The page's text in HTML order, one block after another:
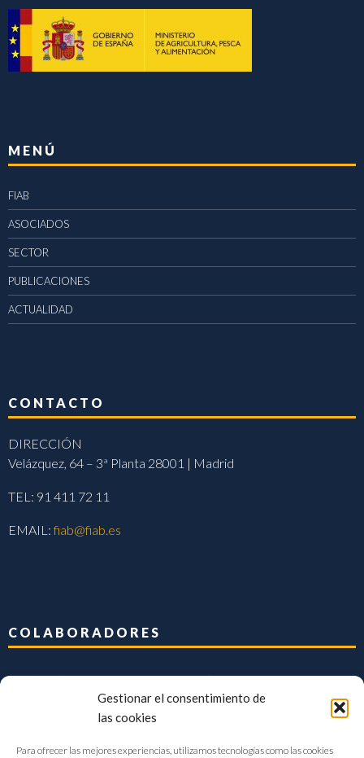
Gestionar el consentimiento de
las cookies
Para ofrecer las mejores experiencias, utilizamos tecnologías como las cookies
MENÚ
FIAB
ASOCIADOS
SECTOR
PUBLICACIONES
ACTUALIDAD
CONTACTO
DIRECCIÓN
Velázquez, 64 – 3ª Planta 28001 | Madrid
TEL: 91 411 72 11
EMAIL:fiab@fiab.es
COLABORADORES